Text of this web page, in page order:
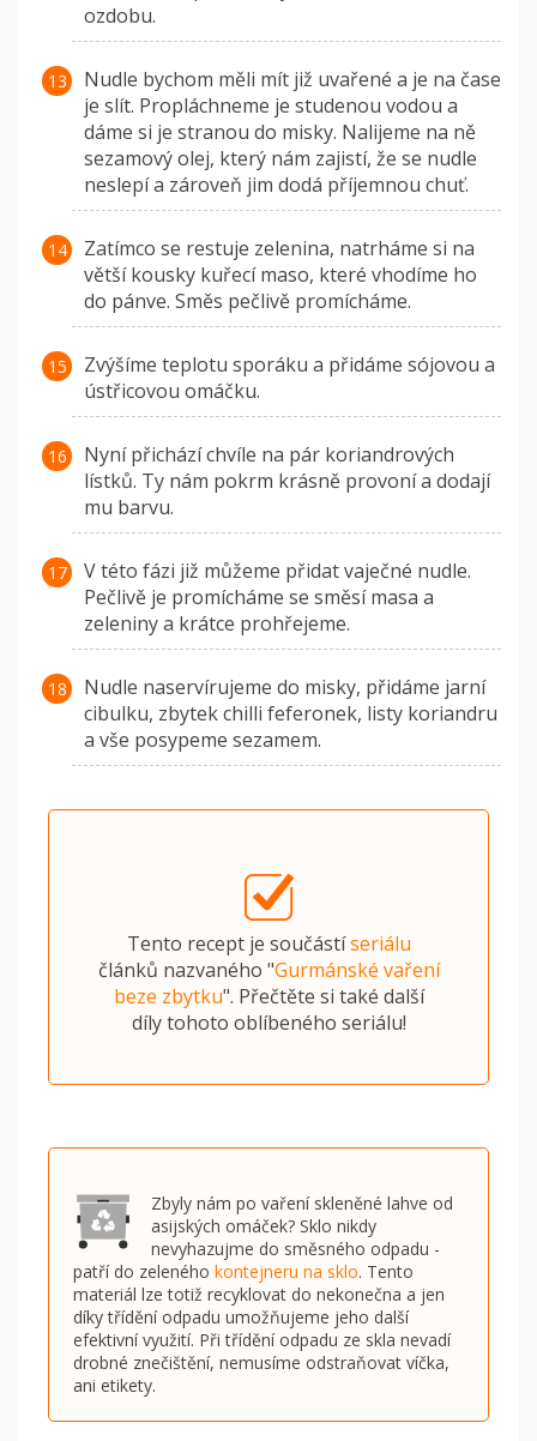
ozdobu.
Nudle bychom měli mít již uvařené a je na čase
je slít. Propláchneme je studenou vodou a
dáme si je stranou do misky. Nalijeme na ně
sezamový olej, který nám zajistí, že se nudle
neslepí a zároveň jim dodá příjemnou chuť.
Zatímco se restuje zelenina, natrháme si na
větší kousky kuřecí maso, které vhodíme ho
do pánve. Směs pečlivě promícháme.
Zvýšíme teplotu sporáku a přidáme sójovou a
ústřicovou omáčku.
Nyní přichází chvíle na pár koriandrových
lístků. Ty nám pokrm krásně provoní a dodají
mu barvu.
V této fázi již můžeme přidat vaječné nudle.
Pečlivě je promícháme se směsí masa a
zeleniny a krátce prohřejeme.
Nudle naservírujeme do misky, přidáme jarní
cibulku, zbytek chilli feferonek, listy koriandru
a vše posypeme sezamem.
Tento recept je součástíseriálu
článků nazvaného "Gurmánské vaření
beze zbytku". Přečtěte si také další
díly tohoto oblíbeného seriálu!
Zbyly nám po vaření skleněné lahve od
asijských omáček? Sklo nikdy
nevyhazujme do směsného odpadu -
patří do zeleného kontejneru na sklo. Tento
materiál lze totiž recyklovat do nekonečna a jen
díky třídění odpadu umožňujeme jeho další
efektivní využití. Při třídění odpadu ze skla nevadí
drobné znečištění, nemusíme odstraňovat víčka,
ani etikety.